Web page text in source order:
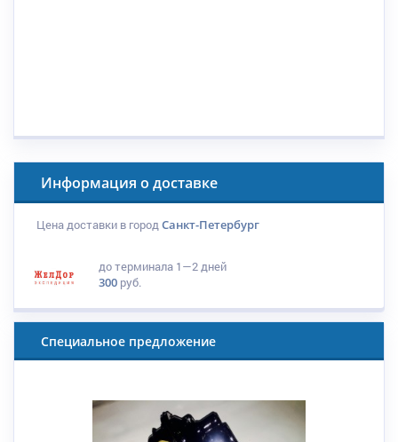
Информация о доставке
Цена доставки в городСанкт-Петербург
до терминала 1—2 дней
300 руб.
Специальное предложение